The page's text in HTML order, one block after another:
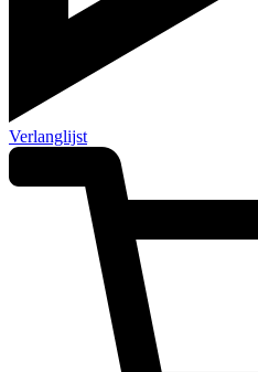
Verlanglijst